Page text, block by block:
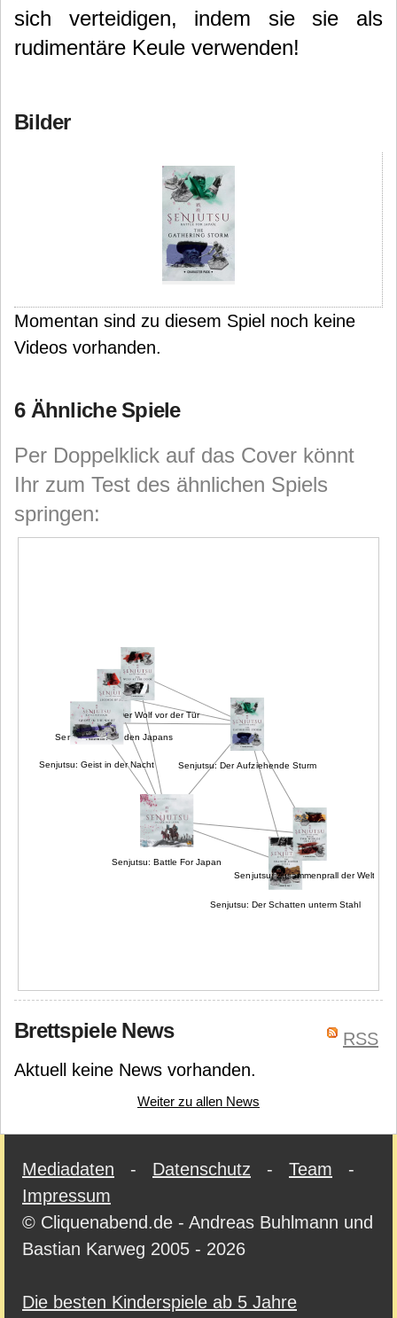
sich verteidigen, indem sie sie als
rudimentäre Keule verwenden!
Bilder
Momentan sind zu diesem Spiel noch keine
Videos vorhanden.
6 Ähnliche Spiele
Per Doppelklick auf das Cover könnt
Ihr zum Test des ähnlichen Spiels
springen:
Senjutsu: Battle For Japan
Senjutsu: Der Aufziehende Sturm
Senjutsu: Legenden Japans
Senjutsu: Der Schatten unterm Stahl
Senjutsu: Der Wolf vor der Tür
Senjutsu: Zusammenprall der Welten
Senjutsu: Geist in der Nacht
RSS
Brettspiele News
Aktuell keine News vorhanden.
Weiter zu allen News
Mediadaten - Datenschutz - Team -
Impressum
© Cliquenabend.de - Andreas Buhlmann und
Bastian Karweg 2005 - 2026
Die besten Kinderspiele ab 5 Jahre